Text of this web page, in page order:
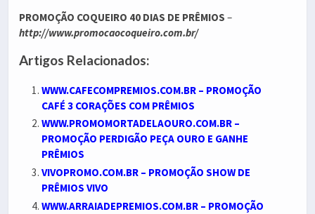
PROMOÇÃO COQUEIRO 40 DIAS DE PRÊMIOS –
http://www.promocaocoqueiro.com.br/
Artigos Relacionados:
WWW.CAFECOMPREMIOS.COM.BR – PROMOÇÃO
CAFÉ 3 CORAÇÕES COM PRÊMIOS
WWW.PROMOMORTADELAOURO.COM.BR –
PROMOÇÃO PERDIGÃO PEÇA OURO E GANHE
PRÊMIOS
VIVOPROMO.COM.BR – PROMOÇÃO SHOW DE
PRÊMIOS VIVO
WWW.ARRAIADEPREMIOS.COM.BR – PROMOÇÃO